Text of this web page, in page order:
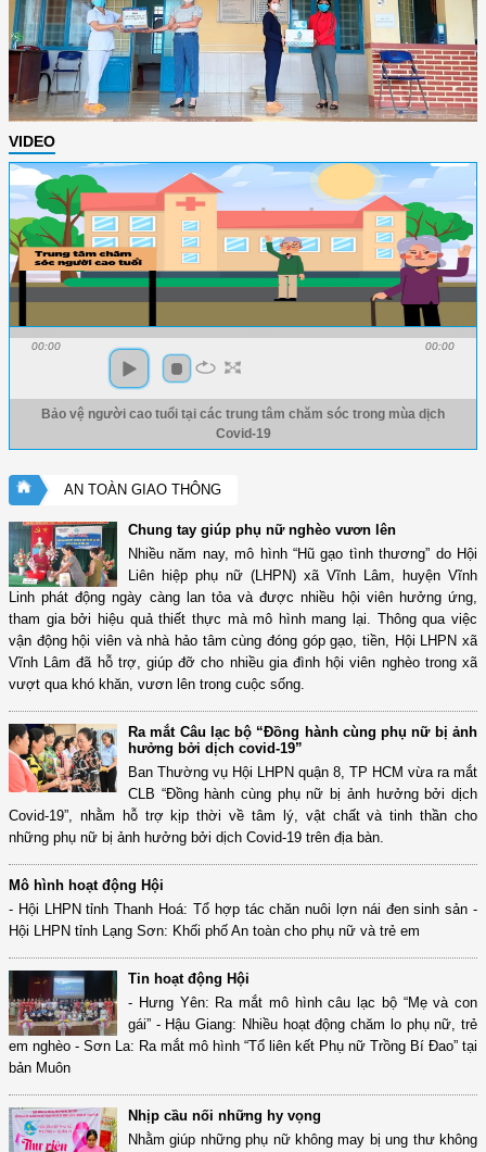
VIDEO
00:00 00:00
Bảo vệ người cao tuổi tại các trung tâm chăm sóc trong mùa dịch
Covid-19
AN TOÀN GIAO THÔNG
Chung tay giúp phụ nữ nghèo vươn lên
Nhiều năm nay, mô hình “Hũ gạo tình thương” do Hội
Liên hiệp phụ nữ (LHPN) xã Vĩnh Lâm, huyện Vĩnh
Linh phát động ngày càng lan tỏa và được nhiều hội viên hưởng ứng,
tham gia bởi hiệu quả thiết thực mà mô hình mang lại. Thông qua việc
vận động hội viên và nhà hảo tâm cùng đóng góp gạo, tiền, Hội LHPN xã
Vĩnh Lâm đã hỗ trợ, giúp đỡ cho nhiều gia đình hội viên nghèo trong xã
vượt qua khó khăn, vươn lên trong cuộc sống.
Ra mắt Câu lạc bộ “Đồng hành cùng phụ nữ bị ảnh
hưởng bởi dịch covid-19”
Ban Thường vụ Hội LHPN quận 8, TP HCM vừa ra mắt
CLB “Đồng hành cùng phụ nữ bị ảnh hưởng bởi dịch
Covid-19”, nhằm hỗ trợ kịp thời về tâm lý, vật chất và tinh thần cho
những phụ nữ bị ảnh hưởng bởi dịch Covid-19 trên địa bàn.
Mô hình hoạt động Hội
- Hội LHPN tỉnh Thanh Hoá: Tổ hợp tác chăn nuôi lợn nái đen sinh sản -
Hội LHPN tỉnh Lạng Sơn: Khối phố An toàn cho phụ nữ và trẻ em
Tin hoạt động Hội
- Hưng Yên: Ra mắt mô hình câu lạc bộ “Mẹ và con
gái” - Hậu Giang: Nhiều hoạt động chăm lo phụ nữ, trẻ
em nghèo - Sơn La: Ra mắt mô hình “Tổ liên kết Phụ nữ Trồng Bí Đao” tại
bản Muôn
Nhịp cầu nối những hy vọng
Nhằm giúp những phụ nữ không may bị ung thư không